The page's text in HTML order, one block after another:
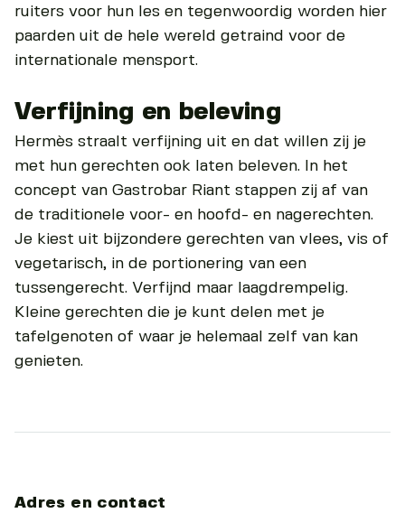
ruiters voor hun les en tegenwoordig worden hier
paarden uit de hele wereld getraind voor de
internationale mensport.
Verfijning en beleving
Hermès straalt verfijning uit en dat willen zij je
met hun gerechten ook laten beleven. In het
concept van Gastrobar Riant stappen zij af van
de traditionele voor- en hoofd- en nagerechten.
Je kiest uit bijzondere gerechten van vlees, vis of
vegetarisch, in de portionering van een
tussengerecht. Verfijnd maar laagdrempelig.
Kleine gerechten die je kunt delen met je
tafelgenoten of waar je helemaal zelf van kan
genieten.
Adres en contact